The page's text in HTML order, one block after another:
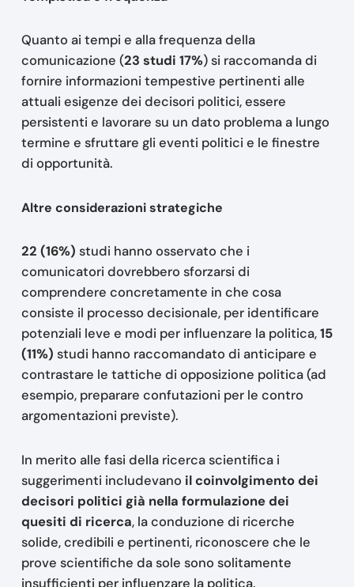
Quanto ai tempi e alla frequenza della
comunicazione (23 studi 17%) si raccomanda di
fornire informazioni tempestive pertinenti alle
attuali esigenze dei decisori politici, essere
persistenti e lavorare su un dato problema a lungo
termine e sfruttare gli eventi politici e le finestre
di opportunità.
Altre considerazioni strategiche
22 (16%) studi hanno osservato che i
comunicatori dovrebbero sforzarsi di
comprendere concretamente in che cosa
consiste il processo decisionale, per identificare
potenziali leve e modi per influenzare la politica,15
(11%) studi hanno raccomandato di anticipare e
contrastare le tattiche di opposizione politica (ad
esempio, preparare confutazioni per le contro
argomentazioni previste).
In merito alle fasi della ricerca scientifica i
suggerimenti includevano il coinvolgimento dei
decisori politici già nella formulazione dei
quesiti di ricerca, la conduzione di ricerche
solide, credibili e pertinenti, riconoscere che le
prove scientifiche da sole sono solitamente